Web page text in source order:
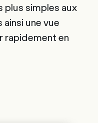
plus simples aux
une vue
rapidement en